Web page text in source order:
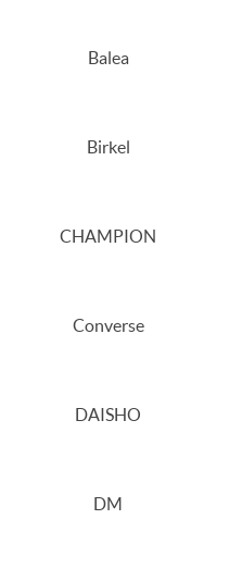
Balea
Birkel
CHAMPION
Converse
DAISHO
DM